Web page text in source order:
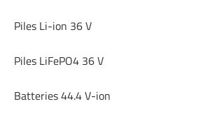
Piles Li-ion 36 V
Piles LiFePO4 36 V
Batteries 44.4 V-ion